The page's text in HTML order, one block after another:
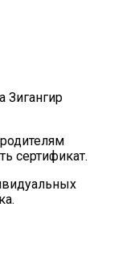
Зигангир
сертификат.